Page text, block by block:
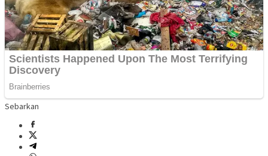
Sebarkan